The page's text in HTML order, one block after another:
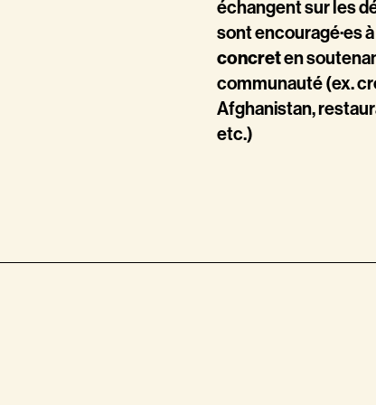
échangent sur les
sont encouragé·es
concreten
communauté (ex.
Afghanistan,
etc.)